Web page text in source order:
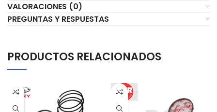
VALORACIONES (0)
PREGUNTAS Y RESPUESTAS
PRODUCTOS RELACIONADOS